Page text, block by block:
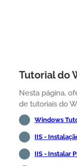
Tutorial do
Nesta página,
de tutoriais do
Windows
IIS -
IIS - Instalar